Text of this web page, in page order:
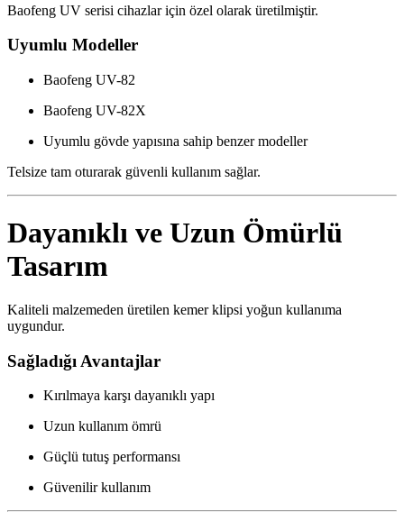
Baofeng UV serisi cihazlar için özel olarak üretilmiştir.
Uyumlu Modeller
Baofeng UV-82
Baofeng UV-82X
Uyumlu gövde yapısına sahip benzer modeller
Telsize tam oturarak güvenli kullanım sağlar.
Dayanıklı ve Uzun Ömürlü
Tasarım
Kaliteli malzemeden üretilen kemer klipsi yoğun kullanıma
uygundur.
Sağladığı Avantajlar
Kırılmaya karşı dayanıklı yapı
Uzun kullanım ömrü
Güçlü tutuş performansı
Güvenilir kullanım